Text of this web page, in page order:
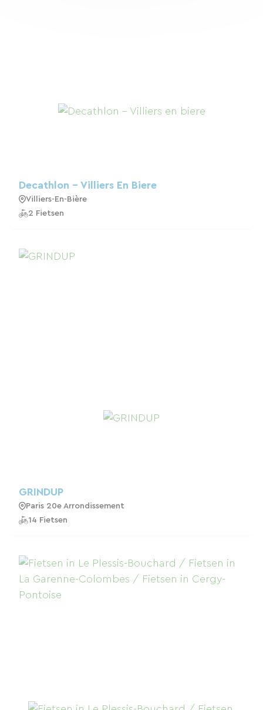
Decathlon - Villiers En Biere
Villiers-En-Bière
2 Fietsen
GRINDUP
Paris 20e Arrondissement
14 Fietsen